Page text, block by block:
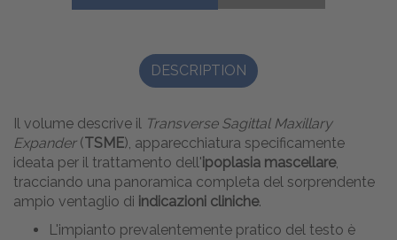
DESCRIPTION
Il volume descrive il Transverse Sagittal Maxillary
Expander(TSME), apparecchiatura specificamente
ideata per il trattamento dell' ipoplasia mascellare,
tracciando una panoramica completa del sorprendente
ampio ventaglio di indicazioni cliniche.
L'impianto prevalentemente pratico del testo è